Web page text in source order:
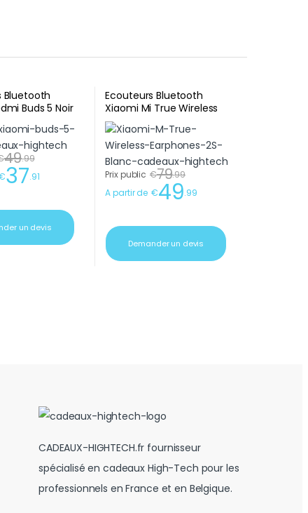
Bluetooth
Buds 5 Noir
49.99
37.91
un devis
Ecouteurs Bluetooth
Xiaomi Mi True Wireless
Earphones 2S White
cadeaux d’entreprise
Prix public €79.99
A partir de €49.99
Demander un devis
CADEAUX-HIGHTECH.fr fournisseur
spécialisé en cadeaux High-Tech pour les
professionnels en France et en Belgique.